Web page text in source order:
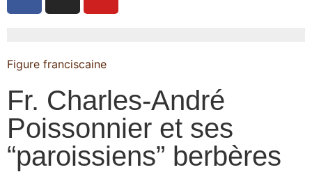
Figure franciscaine
Fr. Charles-André
Poissonnier et ses
“paroissiens” berbères